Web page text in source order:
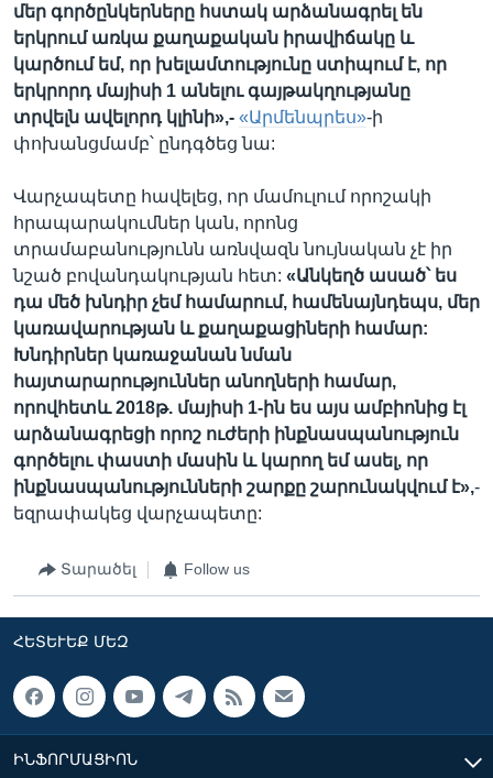
մեր գործընկերները հստակ արձանագրել են
երկրում առկա քաղաքական իրավիճակը և
կարծում եմ, որ խելամտությունը ստիպում է, որ
երկրորդ մայիսի 1 անելու գայթակղությանը
տրվելն ավելորդ կլինի»,- «Արմենպրես»-ի
փոխանցմամբ՝ ընդգծեց նա:
Վարչապետը հավելեց, որ մամուլում որոշակի
հրապարակումներ կան, որոնց
տրամաբանությունն առնվազն նույնական չէ իր
նշած բովանդակության հետ: «Անկեղծ ասած՝ ես
դա մեծ խնդիր չեմ համարում, համենայնդեպս, մեր
կառավարության և քաղաքացիների համար:
Խնդիրներ կառաջանան նման
հայտարարություններ անողների համար,
որովհետև 2018թ. մայիսի 1-ին ես այս ամբիոնից էլ
արձանագրեցի որոշ ուժերի ինքնասպանություն
գործելու փաստի մասին և կարող եմ ասել, որ
ինքնասպանությունների շարքը շարունակվում է»,-
եզրափակեց վարչապետը:
Տարածել Follow us
ՀԵՏԵՒԵՔ ՄԵԶ
ԻՆՖՈՐՄԱՑԻՈՆ